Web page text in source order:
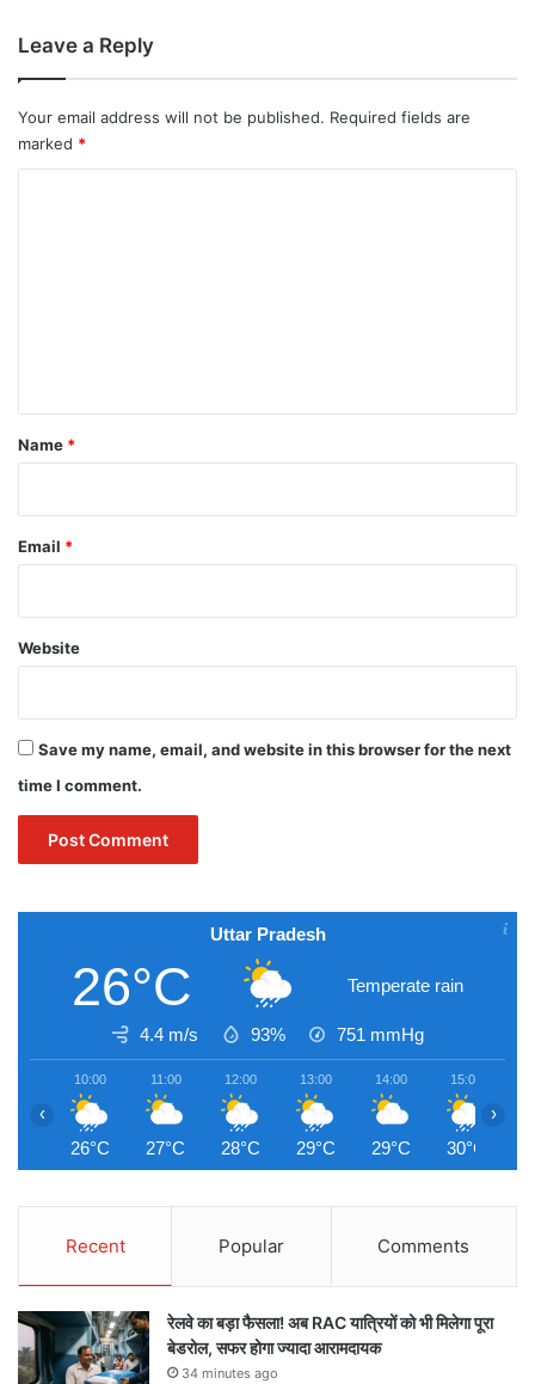
Leave a Reply
Your email address will not be published. Required fields are
marked *
*
Name *
Email *
Website
Save my name, email, and website in this browser for the next
time I comment.
Uttar Pradesh
26°C Temperate rain
4.4 m/s 93% 751 mmHg
10:00
26°C
11:00
27°C
12:00
28°C
13:00
29°C
14:00
29°C
15:00
30°C
‹ ›
Recent Popular Comments
रेलवे का बड़ा फैसला! अब RAC यात्रियों को भी मिलेगा पूरा
बेडरोल, सफर होगा ज्यादा आरामदायक
34 minutes ago